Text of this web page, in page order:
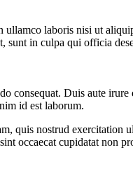
laboris nisi ut
sunt in culpa qui officia
consequat. Duis aute
id est laborum.
quis nostrud exercitation
occaecat cupidatat non